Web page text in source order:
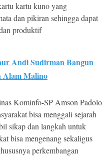
kartu kuno yang
dan pikiran sehingga dapat
produktif
Andi Sudirman Bangun
Alam Malino
Kominfo-SP Amson Padolo
bisa menggali sejarah
sikap dan langkah untuk
bisa mengenang sekaligus
perkembangan